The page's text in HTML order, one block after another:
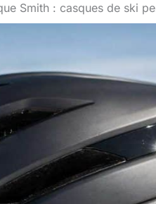
Smith : casques de ski